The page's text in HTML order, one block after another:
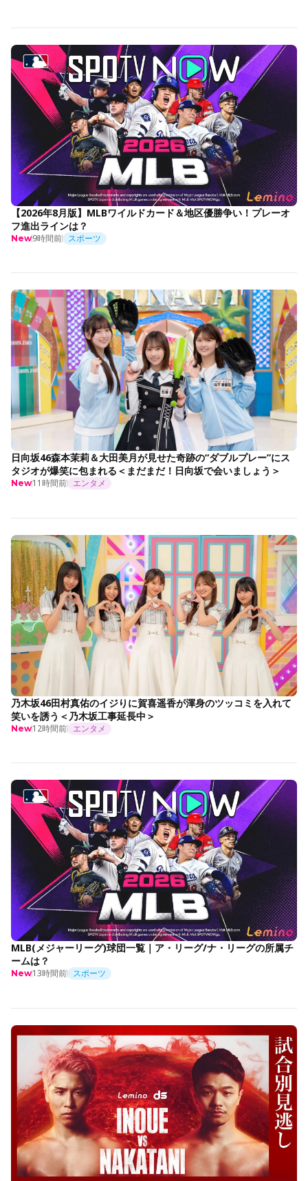
【2026年8月版】MLBワイルドカード＆地区優勝争い！プレーオ
フ進出ラインは？
New9時間前 スポーツ
日向坂46森本茉莉＆大田美月が見せた奇跡の“ダブルプレー”にス
タジオが爆笑に包まれる＜まだまだ！日向坂で会いましょう＞
New11時間前 エンタメ
乃木坂46田村真佑のイジりに賀喜遥香が渾身のツッコミを入れて
笑いを誘う＜乃木坂工事延長中＞
New12時間前 エンタメ
MLB(メジャーリーグ)球団一覧｜ア・リーグ/ナ・リーグの所属チ
ームは？
New13時間前 スポーツ